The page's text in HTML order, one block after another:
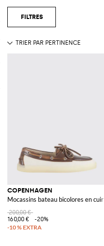
COPENHAGEN
Mocassins bateau bicolores en
200,00 €
160,00 €
-20%